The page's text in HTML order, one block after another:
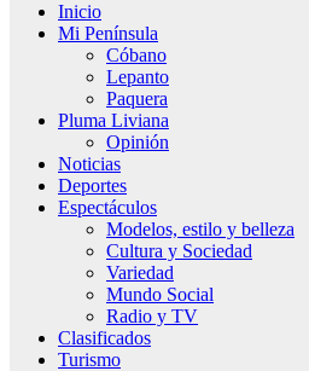
Inicio
Mi Península
Cóbano
Lepanto
Paquera
Pluma Liviana
Opinión
Noticias
Deportes
Espectáculos
Modelos, estilo y belleza
Cultura y Sociedad
Variedad
Mundo Social
Radio y TV
Clasificados
Turismo